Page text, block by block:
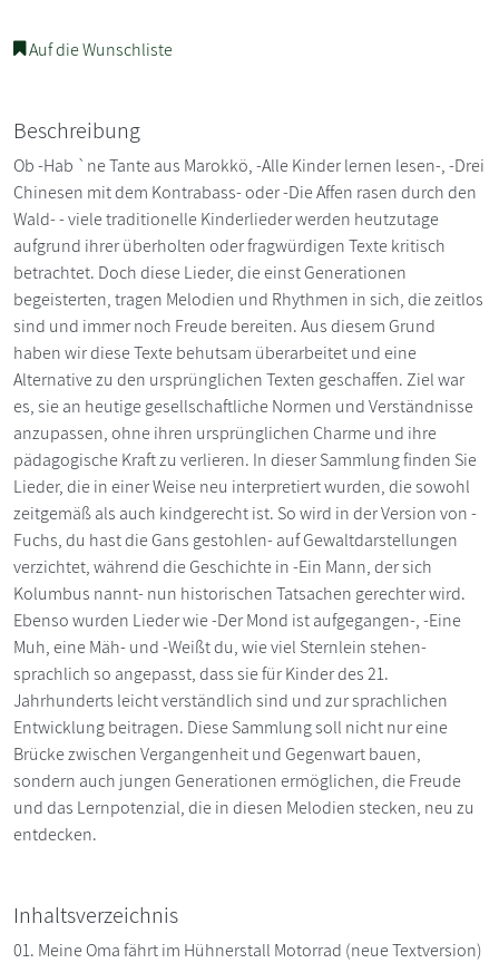
Auf die Wunschliste
Beschreibung
Ob -Hab `ne Tante aus Marokkö, -Alle Kinder lernen lesen-, -Drei
Chinesen mit dem Kontrabass- oder -Die Affen rasen durch den
Wald- - viele traditionelle Kinderlieder werden heutzutage
aufgrund ihrer überholten oder fragwürdigen Texte kritisch
betrachtet. Doch diese Lieder, die einst Generationen
begeisterten, tragen Melodien und Rhythmen in sich, die zeitlos
sind und immer noch Freude bereiten. Aus diesem Grund
haben wir diese Texte behutsam überarbeitet und eine
Alternative zu den ursprünglichen Texten geschaffen. Ziel war
es, sie an heutige gesellschaftliche Normen und Verständnisse
anzupassen, ohne ihren ursprünglichen Charme und ihre
pädagogische Kraft zu verlieren. In dieser Sammlung finden Sie
Lieder, die in einer Weise neu interpretiert wurden, die sowohl
zeitgemäß als auch kindgerecht ist. So wird in der Version von -
Fuchs, du hast die Gans gestohlen- auf Gewaltdarstellungen
verzichtet, während die Geschichte in -Ein Mann, der sich
Kolumbus nannt- nun historischen Tatsachen gerechter wird.
Ebenso wurden Lieder wie -Der Mond ist aufgegangen-, -Eine
Muh, eine Mäh- und -Weißt du, wie viel Sternlein stehen-
sprachlich so angepasst, dass sie für Kinder des 21.
Jahrhunderts leicht verständlich sind und zur sprachlichen
Entwicklung beitragen. Diese Sammlung soll nicht nur eine
Brücke zwischen Vergangenheit und Gegenwart bauen,
sondern auch jungen Generationen ermöglichen, die Freude
und das Lernpotenzial, die in diesen Melodien stecken, neu zu
entdecken.
Inhaltsverzeichnis
01. Meine Oma fährt im Hühnerstall Motorrad (neue Textversion)